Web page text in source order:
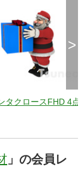
タクロースFHD 4点
>
」の会員レ